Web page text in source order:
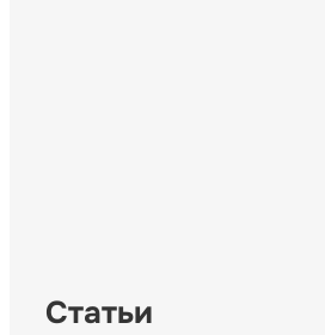
Статьи